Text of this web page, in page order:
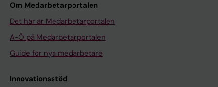
Om Medarbetarportalen
Det här är Medarbetarportalen
A-Ö på Medarbetarportalen
Guide för nya medarbetare
Innovationsstöd